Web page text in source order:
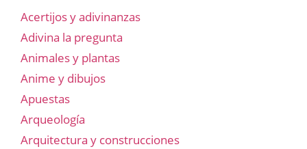
Acertijos y adivinanzas
Adivina la pregunta
Animales y plantas
Anime y dibujos
Apuestas
Arqueología
Arquitectura y construcciones